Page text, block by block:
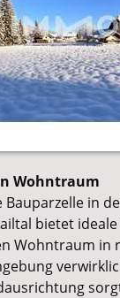
Wohntraum
Bauparzelle in
bietet
Wohntraum in